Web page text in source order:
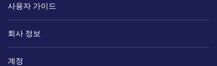
사용자 가이드
회사 정보
계정